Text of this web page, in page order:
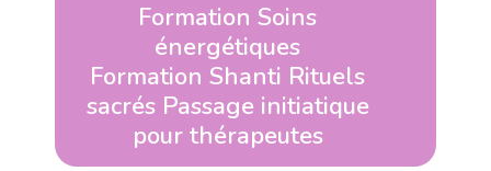
Formation Soins
énergétiques
Formation Shanti Rituels
sacrés Passage initiatique
pour thérapeutes